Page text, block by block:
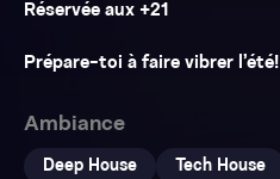
Réservée aux +21
Prépare-toi à faire vibrer l’été!
Ambiance
Deep House Tech House